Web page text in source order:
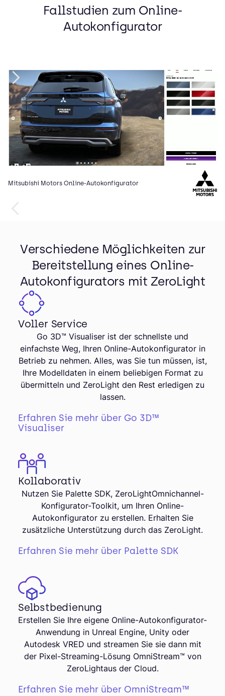
Fallstudien zum Online-
Autokonfigurator
Mitsubishi Motors Online-Autokonfigurator
Verschiedene Möglichkeiten zur
Bereitstellung eines Online-
Autokonfigurators mit ZeroLight
Voller Service
Go 3D™ Visualiser ist der schnellste und
einfachste Weg, Ihren Online-Autokonfigurator in
Betrieb zu nehmen. Alles, was Sie tun müssen, ist,
Ihre Modelldaten in einem beliebigen Format zu
übermitteln und ZeroLight den Rest erledigen zu
lassen.
Erfahren Sie mehr über Go 3D™
Visualiser
Kollaborativ
Nutzen Sie Palette SDK, ZeroLightOmnichannel-
Konfigurator-Toolkit, um Ihren Online-
Autokonfigurator zu erstellen. Erhalten Sie
zusätzliche Unterstützung durch das ZeroLight.
Erfahren Sie mehr über Palette SDK
Selbstbedienung
Erstellen Sie Ihre eigene Online-Autokonfigurator-
Anwendung in Unreal Engine, Unity oder
Autodesk VRED und streamen Sie sie dann mit
der Pixel-Streaming-Lösung OmniStream™ von
ZeroLightaus der Cloud.
Erfahren Sie mehr über OmniStream™